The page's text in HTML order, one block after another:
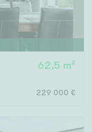
62,5 m²
229 000 €